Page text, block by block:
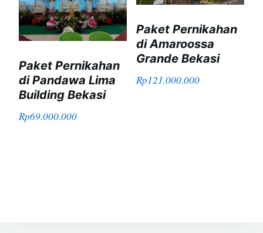
Paket Pernikahan
di Pandawa Lima
Building Bekasi
Rp69.000.000
Paket Pernikahan
di Amaroossa
Grande Bekasi
Rp121.000.000